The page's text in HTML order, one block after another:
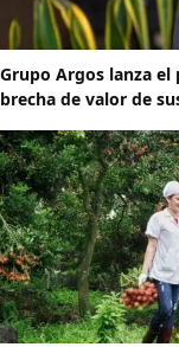
Grupo Argos lanza el
brecha de valor de